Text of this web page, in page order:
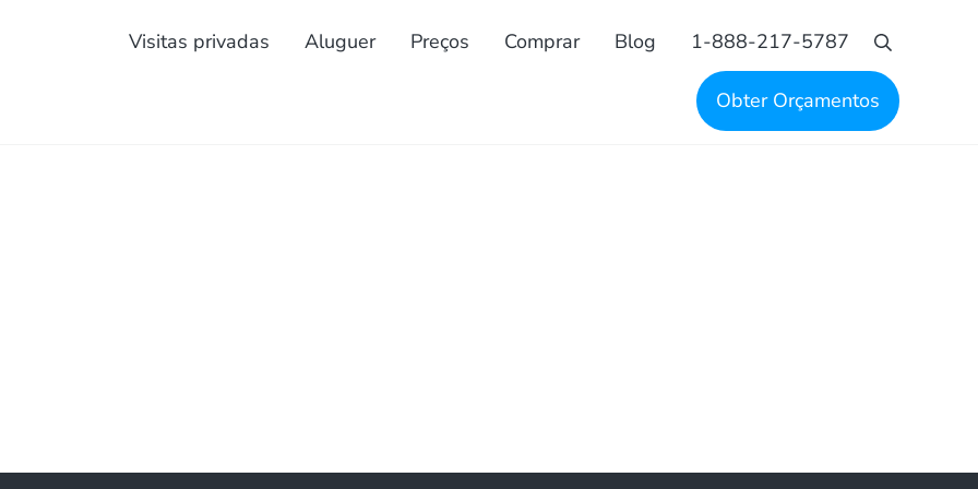
Visitas privadas Aluguer Preços Comprar Blog 1-888-217-5787
Pesquisa
Obter Orçamentos